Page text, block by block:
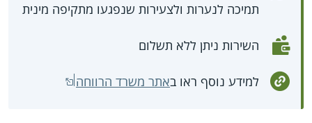
תמיכה לנערות ולצעירות שנפגעו מתקיפה מינית
השירות ניתן ללא תשלום
למידע נוסף ראו באתר משרד הרווחה